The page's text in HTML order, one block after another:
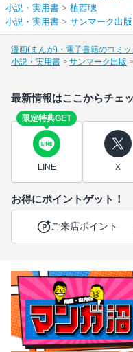
小説・実用書 > 植西聰
小説・実用書 > サンマーク出版
漫画(まんが)・電子書籍のコミ
小説・実用書
サンマーク出版
最新情報はここからチェッ
限定特典GET
LINE X
お得にポイントゲット！
ご来店ポイント